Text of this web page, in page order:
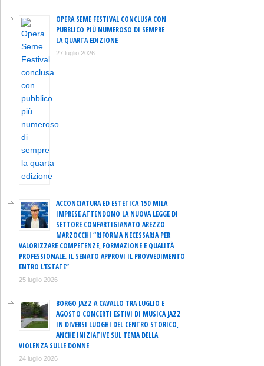
OPERA SEME FESTIVAL CONCLUSA CON
PUBBLICO PIÙ NUMEROSO DI SEMPRE
LA QUARTA EDIZIONE
27 luglio 2026
ACCONCIATURA ED ESTETICA 150 MILA
IMPRESE ATTENDONO LA NUOVA LEGGE DI
SETTORE CONFARTIGIANATO AREZZO
MARZOCCHI “RIFORMA NECESSARIA PER
VALORIZZARE COMPETENZE, FORMAZIONE E QUALITÀ
PROFESSIONALE. IL SENATO APPROVI IL PROVVEDIMENTO
ENTRO L’ESTATE”
25 luglio 2026
BORGO JAZZ A CAVALLO TRA LUGLIO E
AGOSTO CONCERTI ESTIVI DI MUSICA JAZZ
IN DIVERSI LUOGHI DEL CENTRO STORICO,
ANCHE INIZIATIVE SUL TEMA DELLA
VIOLENZA SULLE DONNE
24 luglio 2026